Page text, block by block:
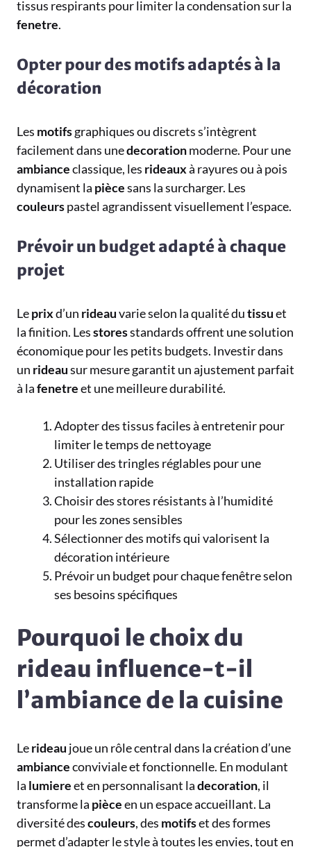
tissus respirants pour limiter la condensation sur la
fenetre.
Opter pour des motifs adaptés à la
décoration
Les motifsgraphiques ou discrets s’intègrent
facilement dans unedecorationmoderne. Pour une
ambianceclassique, les rideauxà rayures ou à pois
dynamisent la piècesans la surcharger. Les
couleurspastel agrandissent visuellement l’espace.
Prévoir un budget adapté à chaque
projet
Leprixd’un rideauvarie selon la qualité dutissuet
la finition. Lesstoresstandards offrent une solution
économique pour les petits budgets. Investir dans
un rideausur mesure garantit un ajustement parfait
à lafenetreet une meilleure durabilité.
Adopter des tissus faciles à entretenir pour
limiter le temps de nettoyage
Utiliser des tringles réglables pour une
installation rapide
Choisir des stores résistants à l’humidité
pour les zones sensibles
Sélectionner des motifs qui valorisent la
décoration intérieure
Prévoir un budget pour chaque fenêtre selon
ses besoins spécifiques
Pourquoi le choix du
rideau influence-t-il
l’ambiance de la cuisine
Lerideau joue un rôle central dans la création d’une
ambianceconviviale et fonctionnelle. En modulant
la lumiereet en personnalisant ladecoration, il
transforme la pièceen un espace accueillant. La
diversité descouleurs, des motifset des formes
permet d’adapter le style à toutes les envies, tout en